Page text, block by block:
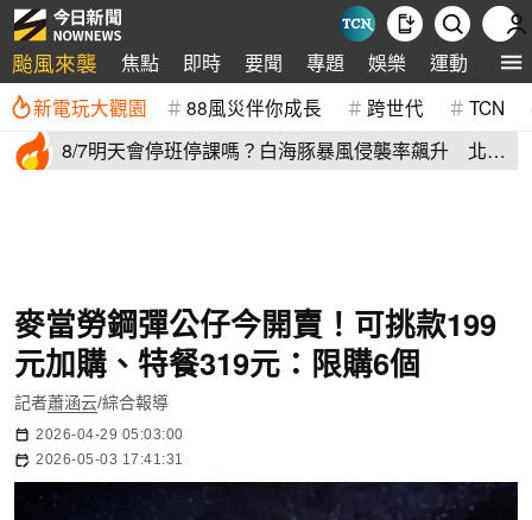
颱風來襲 焦點 即時 要聞 專題 娛樂 運動 全球
新電玩大觀園 88風災伴你成長 跨世代 TCN
8/7明天會停班停課嗎？白海豚暴風侵襲率飆升 北北
麥當勞鋼彈公仔今開賣！可挑款199
元加購、特餐319元：限購6個
記者蕭涵云/綜合報導
2026-04-29 05:03:00
2026-05-03 17:41:31